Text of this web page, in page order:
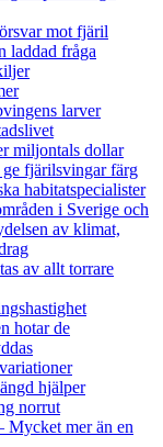
mot fjäril
laddad fråga
larver
miljontals dollar
fjärilsvingar färg
habitatspecialister
i Sverige och
av klimat,
av allt torrare
hotar de
hjälper
norrut
Mycket mer än en